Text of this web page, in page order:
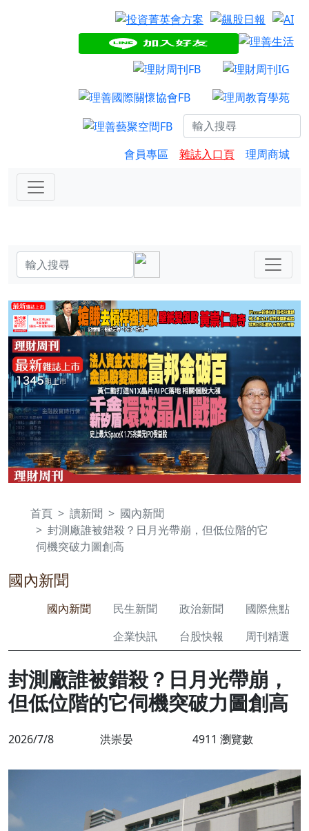
會員專區 雜誌入口頁 理周商城
首頁 讀新聞
國內新聞
封測廠誰被錯殺？日月光帶崩，但低位階的它
伺機突破力圖創高
國內新聞
國內新聞 民生新聞 政治新聞
國際焦點
企業快訊
台股快報 周刊精選
封測廠誰被錯殺？日月光帶崩，
但低位階的它伺機突破力圖創高
2026/7/8 洪崇晏 4911 瀏覽數